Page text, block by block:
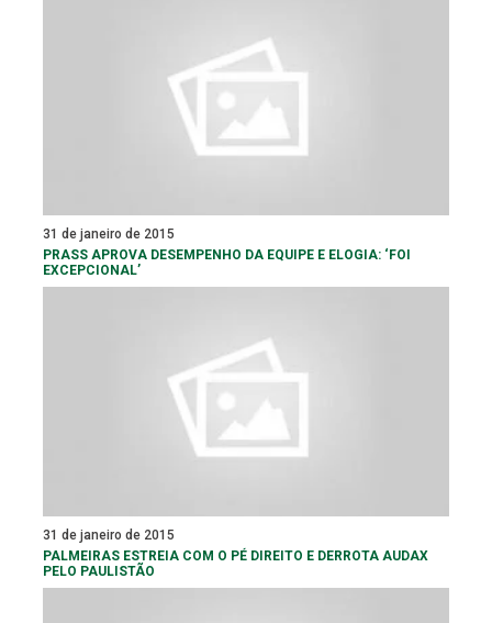
31 de janeiro de 2015
PRASS APROVA DESEMPENHO DA EQUIPE E ELOGIA: ‘FOI
EXCEPCIONAL’
31 de janeiro de 2015
PALMEIRAS ESTREIA COM O PÉ DIREITO E DERROTA AUDAX
PELO PAULISTÃO